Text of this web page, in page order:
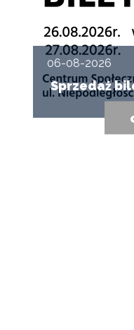
06-08-2026
Sprzedaż